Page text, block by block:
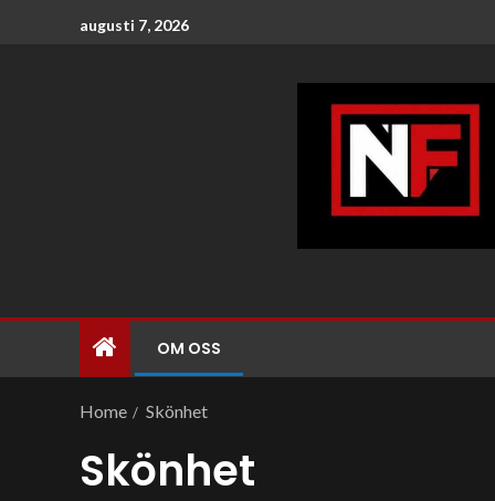
augusti 7, 2026
OM OSS
Home Skönhet
Skönhet